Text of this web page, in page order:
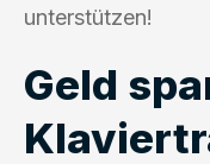
unterstützen!
Geld